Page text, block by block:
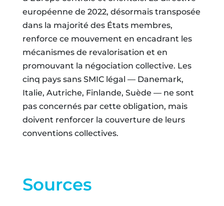
européenne de 2022, désormais transposée
dans la majorité des États membres,
renforce ce mouvement en encadrant les
mécanismes de revalorisation et en
promouvant la négociation collective. Les
cinq pays sans SMIC légal — Danemark,
Italie, Autriche, Finlande, Suède — ne sont
pas concernés par cette obligation, mais
doivent renforcer la couverture de leurs
conventions collectives.
Sources